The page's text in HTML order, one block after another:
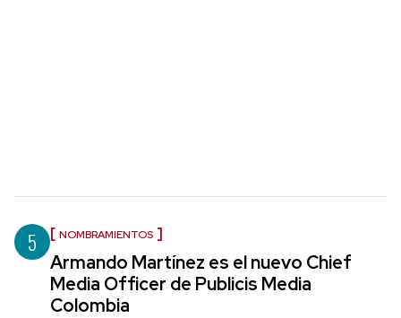
5 NOMBRAMIENTOS
Armando Martínez es el nuevo Chief
Media Officer de Publicis Media
Colombia